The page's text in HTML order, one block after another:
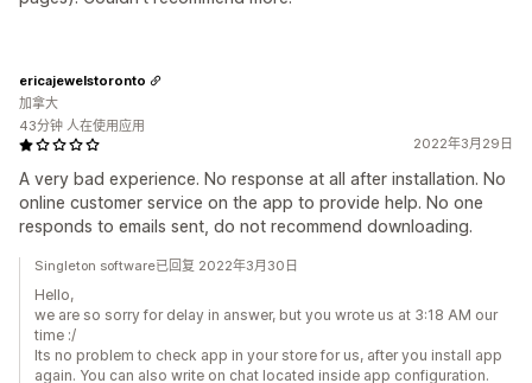
2022年3月29日
A very bad experience. No response at all after installation. No
online customer service on the app to provide help. No one
responds to emails sent, do not recommend downloading.
ericajewelstoronto
加拿大
43分钟 人在使用应用
Singleton software已回复 2022年3月30日
Hello,
we are so sorry for delay in answer, but you wrote us at 3:18 AM our
time :/
Its no problem to check app in your store for us, after you install app
again. You can also write on chat located inside app configuration.